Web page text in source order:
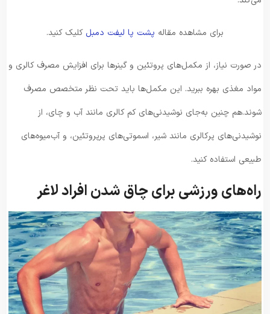
برای مشاهده مقاله پشت پا لیفت دمبل کلیک کنید.
در صورت نیاز، از مکمل‌های پروتئین و گینرها برای افزایش مصرف کالری و
مواد مغذی بهره ببرید. این مکمل‌ها باید تحت نظر متخصص مصرف
شوند.هم چنین به‌جای نوشیدنی‌های کم کالری مانند آب و چای، از
نوشیدنی‌های پرکالری مانند شیر، اسموتی‌های پرپروتئین، و آب‌میوه‌های
طبیعی استفاده کنید.
راه‌های ورزشی برای چاق شدن افراد لاغر